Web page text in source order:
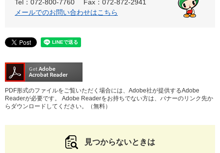
Tel：072-800-7760
Fax：072-872-2941
メールでのお問い合わせはこちら
PDF形式のファイルをご覧いただく場合には、Adobe社が提供するAdobe
Readerが必要です。
Adobe Readerをお持ちでない方は、バナーのリンク先か
らダウンロードしてください。（無料）
見つからないときは